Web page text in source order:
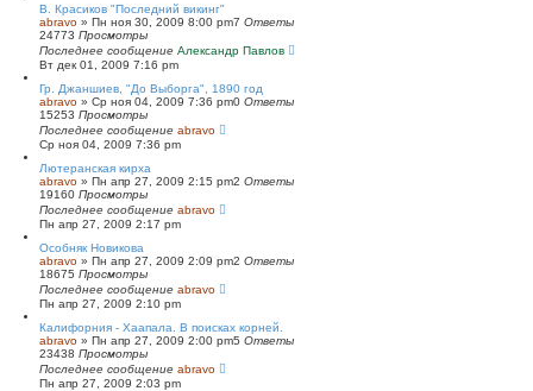
В. Красиков "Последний викинг"
abravo » Пн ноя 30, 2009 8:00 pm7 Ответы
24773 Просмотры
Последнее сообщение Александр Павлов
Вт дек 01, 2009 7:16 pm
Гр. Джаншиев, "До Выборга", 1890 год
abravo » Ср ноя 04, 2009 7:36 pm0 Ответы
15253 Просмотры
Последнее сообщение abravo
Ср ноя 04, 2009 7:36 pm
Лютеранская кирха
abravo » Пн апр 27, 2009 2:15 pm2 Ответы
19160 Просмотры
Последнее сообщение abravo
Пн апр 27, 2009 2:17 pm
Особняк Новикова
abravo » Пн апр 27, 2009 2:09 pm2 Ответы
18675 Просмотры
Последнее сообщение abravo
Пн апр 27, 2009 2:10 pm
Калифорния - Хаапала. В поисках корней.
abravo » Пн апр 27, 2009 2:00 pm5 Ответы
23438 Просмотры
Последнее сообщение abravo
Пн апр 27, 2009 2:03 pm